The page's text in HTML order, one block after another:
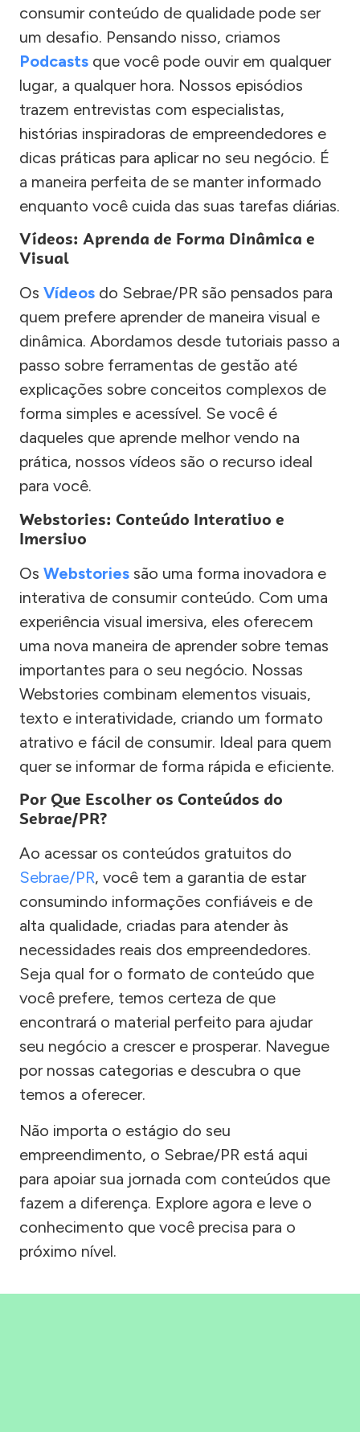
consumir conteúdo de qualidade pode ser
um desafio. Pensando nisso, criamos
Podcasts que você pode ouvir em qualquer
lugar, a qualquer hora. Nossos episódios
trazem entrevistas com especialistas,
histórias inspiradoras de empreendedores e
dicas práticas para aplicar no seu negócio. É
a maneira perfeita de se manter informado
enquanto você cuida das suas tarefas diárias.
Vídeos: Aprenda de Forma Dinâmica e
Visual
Os Vídeos do Sebrae/PR são pensados para
quem prefere aprender de maneira visual e
dinâmica. Abordamos desde tutoriais passo a
passo sobre ferramentas de gestão até
explicações sobre conceitos complexos de
forma simples e acessível. Se você é
daqueles que aprende melhor vendo na
prática, nossos vídeos são o recurso ideal
para você.
Webstories: Conteúdo Interativo e
Imersivo
Os Webstories são uma forma inovadora e
interativa de consumir conteúdo. Com uma
experiência visual imersiva, eles oferecem
uma nova maneira de aprender sobre temas
importantes para o seu negócio. Nossas
Webstories combinam elementos visuais,
texto e interatividade, criando um formato
atrativo e fácil de consumir. Ideal para quem
quer se informar de forma rápida e eficiente.
Por Que Escolher os Conteúdos do
Sebrae/PR?
Ao acessar os conteúdos gratuitos do
Sebrae/PR, você tem a garantia de estar
consumindo informações confiáveis e de
alta qualidade, criadas para atender às
necessidades reais dos empreendedores.
Seja qual for o formato de conteúdo que
você prefere, temos certeza de que
encontrará o material perfeito para ajudar
seu negócio a crescer e prosperar. Navegue
por nossas categorias e descubra o que
temos a oferecer.
Não importa o estágio do seu
empreendimento, o Sebrae/PR está aqui
para apoiar sua jornada com conteúdos que
fazem a diferença. Explore agora e leve o
conhecimento que você precisa para o
próximo nível.